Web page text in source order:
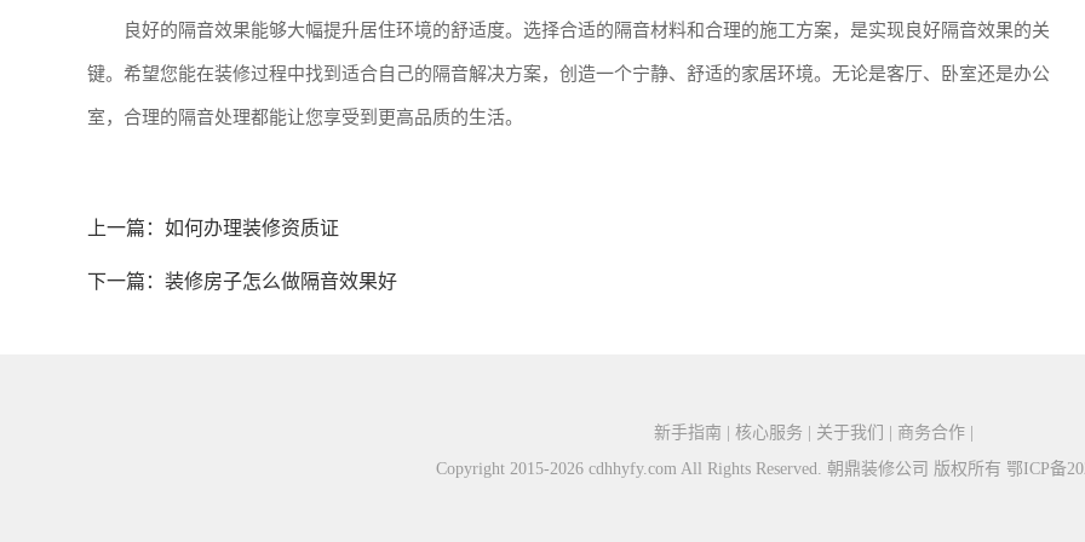
良好的隔音效果能够大幅提升居住环境的舒适度。选择合适的隔音材料和合理的施工方案，是实现良好隔音效果的关
键。希望您能在装修过程中找到适合自己的隔音解决方案，创造一个宁静、舒适的家居环境。无论是客厅、卧室还是办公
室，合理的隔音处理都能让您享受到更高品质的生活。
上一篇： 如何办理装修资质证
下一篇： 装修房子怎么做隔音效果好
新手指南 | 核心服务 | 关于我们 | 商务合作 |
Copyright 2015-2026 cdhhyfy.com All Rights Reserved. 朝鼎装修公司 版权所有 鄂ICP备